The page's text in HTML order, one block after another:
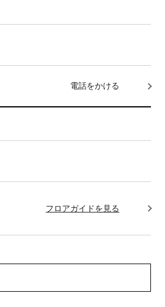
電話をかける
フロアガイドを見る